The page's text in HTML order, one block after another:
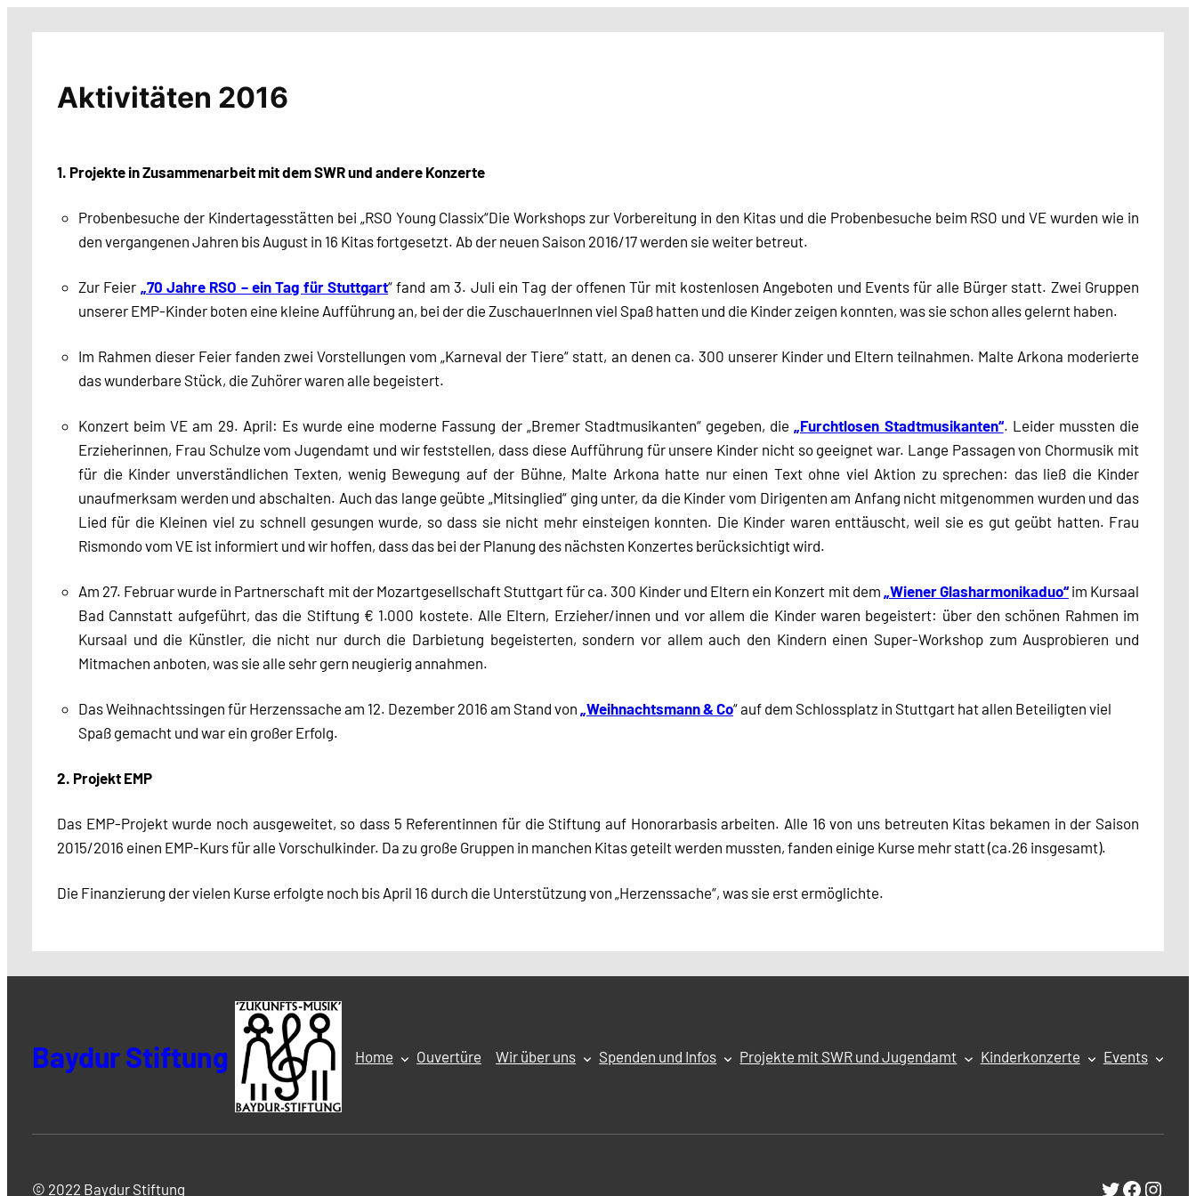
Aktivitäten 2016
1. Projekte in Zusammenarbeit mit dem SWR und andere Konzerte
Probenbesuche der Kindertagesstätten bei „RSO Young Classix“Die Workshops zur Vorbereitung in den Kitas und die Probenbesuche beim RSO und VE wurden wie in
den vergangenen Jahren bis August in 16 Kitas fortgesetzt. Ab der neuen Saison 2016/17 werden sie weiter betreut.
Zur Feier „70 Jahre RSO – ein Tag für Stuttgart“ fand am 3. Juli ein Tag der offenen Tür mit kostenlosen Angeboten und Events für alle Bürger statt. Zwei Gruppen
unserer EMP-Kinder boten eine kleine Aufführung an, bei der die ZuschauerInnen viel Spaß hatten und die Kinder zeigen konnten, was sie schon alles gelernt haben.
Im Rahmen dieser Feier fanden zwei Vorstellungen vom „Karneval der Tiere“ statt, an denen ca. 300 unserer Kinder und Eltern teilnahmen. Malte Arkona moderierte
das wunderbare Stück, die Zuhörer waren alle begeistert.
Konzert beim VE am 29. April: Es wurde eine moderne Fassung der „Bremer Stadtmusikanten“ gegeben, die „Furchtlosen Stadtmusikanten“. Leider mussten die
Erzieherinnen, Frau Schulze vom Jugendamt und wir feststellen, dass diese Aufführung für unsere Kinder nicht so geeignet war. Lange Passagen von Chormusik mit
für die Kinder unverständlichen Texten, wenig Bewegung auf der Bühne, Malte Arkona hatte nur einen Text ohne viel Aktion zu sprechen: das ließ die Kinder
unaufmerksam werden und abschalten. Auch das lange geübte „Mitsinglied“ ging unter, da die Kinder vom Dirigenten am Anfang nicht mitgenommen wurden und das
Lied für die Kleinen viel zu schnell gesungen wurde, so dass sie nicht mehr einsteigen konnten. Die Kinder waren enttäuscht, weil sie es gut geübt hatten. Frau
Rismondo vom VE ist informiert und wir hoffen, dass das bei der Planung des nächsten Konzertes berücksichtigt wird.
Am 27. Februar wurde in Partnerschaft mit der Mozartgesellschaft Stuttgart für ca. 300 Kinder und Eltern ein Konzert mit dem „Wiener Glasharmonikaduo“im Kursaal
Bad Cannstatt aufgeführt, das die Stiftung € 1.000 kostete. Alle Eltern, Erzieher/innen und vor allem die Kinder waren begeistert: über den schönen Rahmen im
Kursaal und die Künstler, die nicht nur durch die Darbietung begeisterten, sondern vor allem auch den Kindern einen Super-Workshop zum Ausprobieren und
Mitmachen anboten, was sie alle sehr gern neugierig annahmen.
Das Weihnachtssingen für Herzenssache am 12. Dezember 2016 am Stand von „Weihnachtsmann & Co“ auf dem Schlossplatz in Stuttgart hat allen Beteiligten viel
Spaß gemacht und war ein großer Erfolg.
2. Projekt EMP
Das EMP-Projekt wurde noch ausgeweitet, so dass 5 Referentinnen für die Stiftung auf Honorarbasis arbeiten. Alle 16 von uns betreuten Kitas bekamen in der Saison
2015/2016 einen EMP-Kurs für alle Vorschulkinder. Da zu große Gruppen in manchen Kitas geteilt werden mussten, fanden einige Kurse mehr statt (ca.26 insgesamt).
Die Finanzierung der vielen Kurse erfolgte noch bis April 16 durch die Unterstützung von „Herzenssache“, was sie erst ermöglichte.
Baydur Stiftung Home Ouvertüre Wir über uns Spenden und Infos Projekte mit SWR und Jugendamt Kinderkonzerte Events
© 2022 Baydur Stiftung Twitter